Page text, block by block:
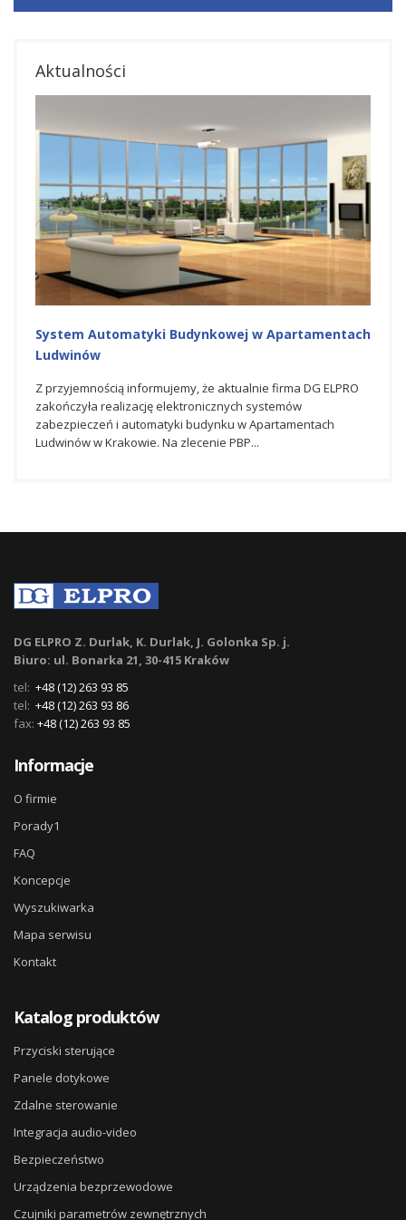
Aktualności
System Automatyki Budynkowej w Apartamentach
Ludwinów
Z przyjemnością informujemy, że aktualnie firma DG ELPRO
zakończyła realizację elektronicznych systemów
zabezpieczeń i automatyki budynku w Apartamentach
Ludwinów w Krakowie. Na zlecenie PBP...
DG ELPRO Z. Durlak, K. Durlak, J. Golonka Sp. j.
Biuro: ul. Bonarka 21, 30-415 Kraków
tel: +48 (12) 263 93 85
tel: +48 (12) 263 93 86
fax: +48 (12) 263 93 85
Informacje
O firmie
Porady1
FAQ
Koncepcje
Wyszukiwarka
Mapa serwisu
Kontakt
Katalog produktów
Przyciski sterujące
Panele dotykowe
Zdalne sterowanie
Integracja audio-video
Bezpieczeństwo
Urządzenia bezprzewodowe
Czujniki parametrów zewnętrznych